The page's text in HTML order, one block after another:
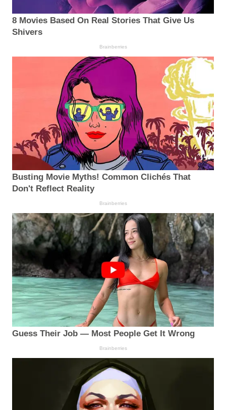
8 Movies Based On Real Stories That Give Us
Shivers
Brainberries
Busting Movie Myths! Common Clichés That
Don't Reflect Reality
Brainberries
Guess Their Job — Most People Get It Wrong
Brainberries